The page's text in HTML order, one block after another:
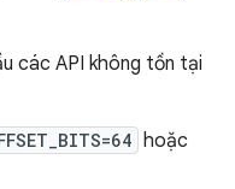
các API không tồn tại
hoặc